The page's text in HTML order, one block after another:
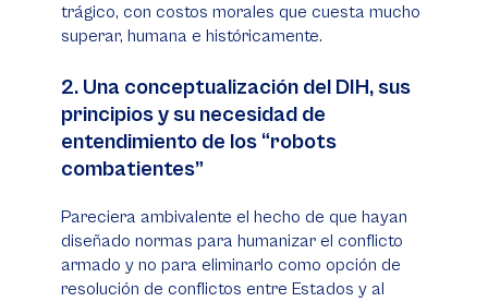
trágico, con costos morales que cuesta mucho
superar, humana e históricamente.
2. Una conceptualización del DIH, sus
principios y su necesidad de
entendimiento de los “robots
combatientes”
Pareciera ambivalente el hecho de que hayan
diseñado normas para humanizar el conflicto
armado y no para eliminarlo como opción de
resolución de conflictos entre Estados y al